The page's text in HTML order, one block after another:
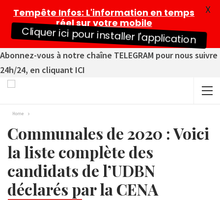
Abonnez-vous à notre chaîne TELEGRAM pour nous suivre
24h/24, en cliquant ICI
Home
Communales de 2020 : Voici
la liste complète des
candidats de l’UDBN
déclarés par la CENA
Tempête Infos: L'information en temps
réel sur votre mobile
Cliquer ici pour installer l'application
X